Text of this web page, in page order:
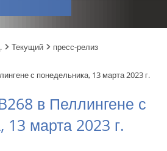
UK
Текущий
пресс-релиз
с понедельника, 13 марта 2023 г.
в Пеллингене с
13 марта 2023 г.